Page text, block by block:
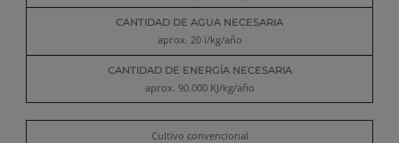
aprox. 20 l/kg/año
aprox. 90.000 KJ/kg/año
Cultivo convencional